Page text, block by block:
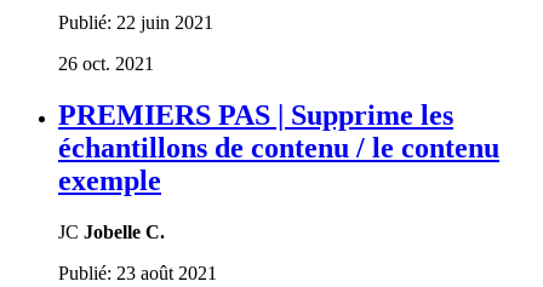
Publié: 22 juin 2021
26 oct. 2021
PREMIERS PAS | Supprime les
échantillons de contenu / le contenu
exemple
JC Jobelle C.
Publié: 23 août 2021